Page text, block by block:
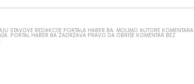
STAVOVE REDAKCIJE PORTALA HABER.BA. MOLIMO AUTORE KOMENTARA
PORTAL HABER.BA ZADRŽAVA PRAVO DA OBRIŠE KOMENTAR BEZ